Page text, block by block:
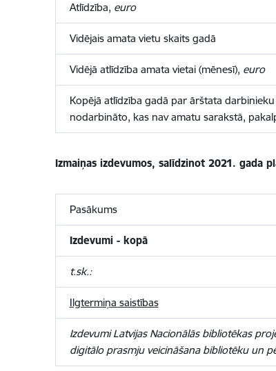
Atlīdzība, euro
Vidējais amata vietu skaits gadā
Vidējā atlīdzība amata vietai (mēnesī), euro
Kopējā atlīdzība gadā par ārštata
nodarbināto, kas nav amatu sarakstā,
Izmaiņas izdevumos, salīdzinot 2021. gada
Pasākums
Izdevumi - kopā
t.sk.:
Ilgtermiņa saistības
Izdevumi Latvijas Nacionālās bibliotēkas
digitālo prasmju veicināšana bibliotēku un